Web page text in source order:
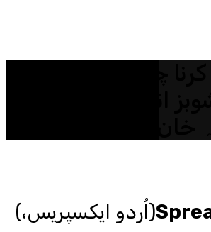
(اُردو ایکسپریس،)